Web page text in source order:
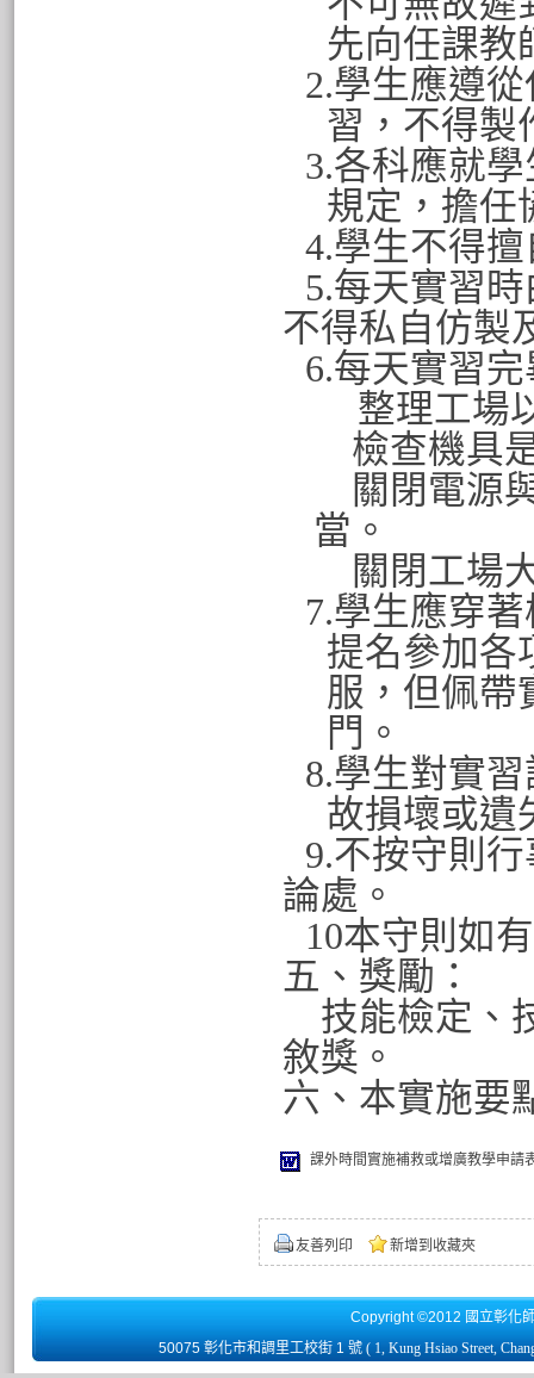
先向任課教
2.學生應遵
習，不得製
3.各科應就
規定，擔任
4.學生不得
5.每天實習
不得私自仿製
6.每天實習
整理工場
檢查機具
關閉電源
當。
關閉工場
7.學生應穿
提名參加各
服，但佩帶
門。
8.學生對實
故損壞或遺
9.不按守則
論處。
10本守則如
五、獎勵：
技能檢定、
敘獎。
六、本實施要
課外時間實施補救或增廣教學申請
友善列印 新增到收藏夾
Copyright ©2012 國立彰化
50075 彰化市和調里工校街 1 號 ( 1, Kung Hsiao Street,